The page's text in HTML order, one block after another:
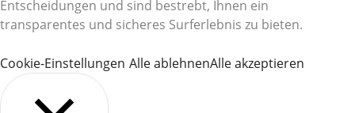
Entscheidungen und sind bestrebt, Ihnen ein
transparentes und sicheres Surferlebnis zu bieten.
Cookie-Einstellungen Alle ablehnenAlle akzeptieren